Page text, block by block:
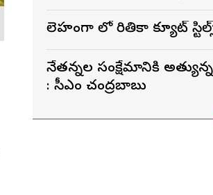
లెహంగా లో రితికా క్యూట్
నేతన్నల సంక్షేమానికి
: సీఎం చంద్రబాబు